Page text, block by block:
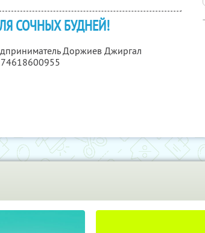
СОЧНЫХ БУДНЕЙ!
Доржиев Джиргал